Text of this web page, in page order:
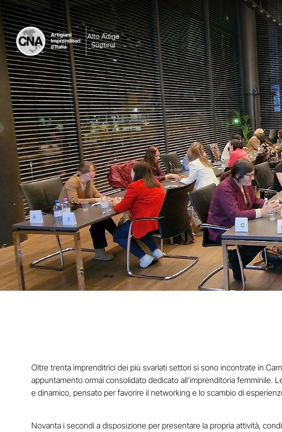
Oltre trenta imprenditrici dei più svariati settori si sono incontrate in
appuntamento ormai consolidato dedicato all’imprenditoria femminile.
e dinamico, pensato per favorire il networking e lo scambio di
Novanta i secondi a disposizione per presentare la propria attività,